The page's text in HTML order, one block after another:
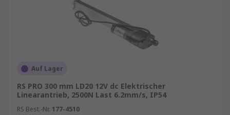
Auf Lager
RS PRO 300 mm LD20 12V dc Elektrischer
Linearantrieb, 2500N Last 6.2mm/s, IP54
RS Best.-Nr. 177-4510